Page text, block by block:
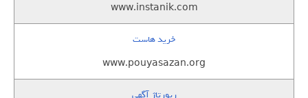
www.instanik.com
خرید هاست
www.pouyasazan.org
رپورتاژ آگهی